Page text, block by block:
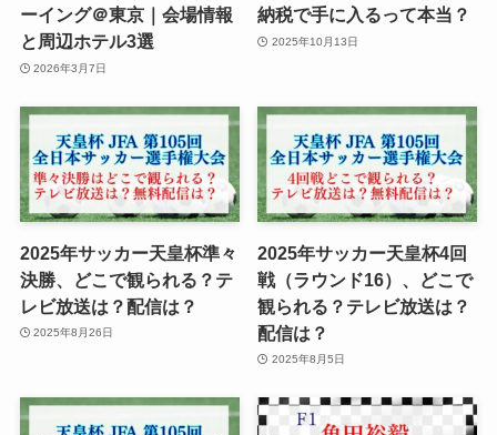
ーイング＠東京｜会場情報
と周辺ホテル3選
2026年3月7日
納税で手に入るって本当？
2025年10月13日
2025年サッカー天皇杯準々
決勝、どこで観られる？テ
レビ放送は？配信は？
2025年8月26日
2025年サッカー天皇杯4回
戦（ラウンド16）、どこで
観られる？テレビ放送は？
配信は？
2025年8月5日